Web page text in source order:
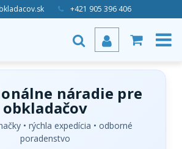
+421 905 396 406
náradie pre
obkladačov
• rýchla expedícia • odborné
poradenstvo